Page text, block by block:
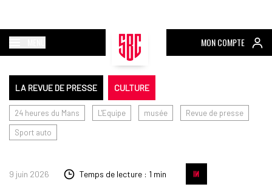
MON COMPTE
LA REVUE DE PRESSE CULTURE
24 heures du Mans L'Equipe musée
Revue de presse
Sport auto
9 juin 2026 Temps de lecture : 1 min